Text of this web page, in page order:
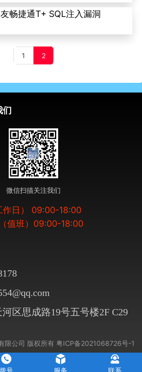
友畅捷通T+ SQL注入漏洞
1 2
们
微信扫描关注我们
作日） 09:00-18:00
值班）09:00-18:00
区思成路19号五号楼2F C29
限公司 版权所有 粤ICP备2021068726号-1
拨号 服务 联系